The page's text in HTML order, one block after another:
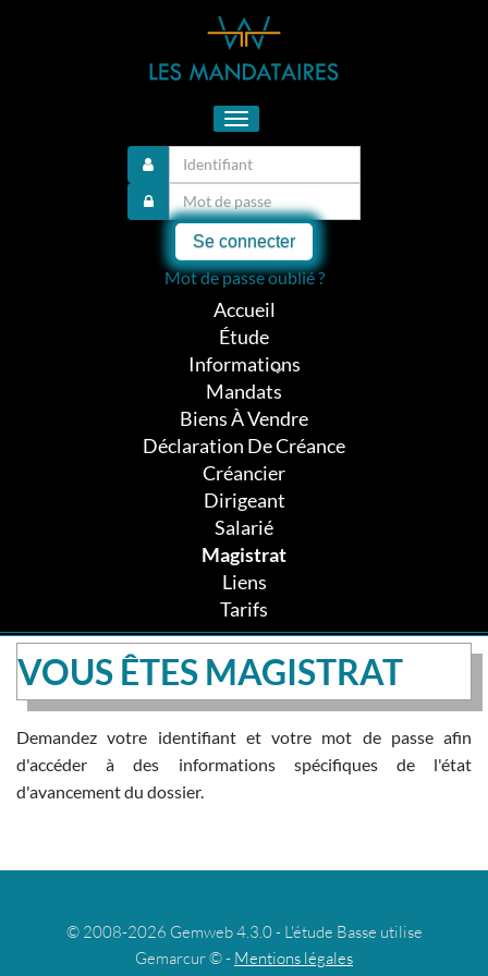
Toggle
navigation
Se connecter
Mot de passe oublié ?
Accueil
Étude
Informations
Mandats
Biens À Vendre
Déclaration De Créance
Créancier
Dirigeant
Salarié
Magistrat
Liens
Tarifs
VOUS ÊTES MAGISTRAT
Demandez votre identifiant et votre mot de passe afin
d'accéder à des informations spécifiques de l'état
d'avancement du dossier.
© 2008-2026 Gemweb 4.3.0 - L'étude Basse utilise
Gemarcur © - Mentions légales